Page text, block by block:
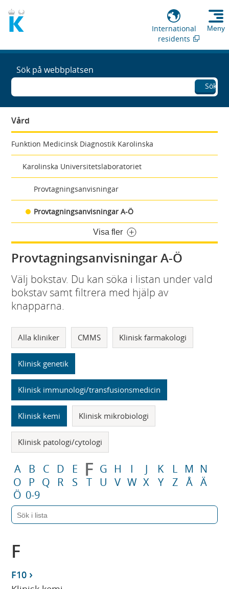
International
residents
Meny
Sök på webbplatsen
Sök
Vård
Funktion Medicinsk Diagnostik Karolinska
Karolinska Universitetslaboratoriet
Provtagningsanvisningar
Provtagningsanvisningar A-Ö
Visa fler
Provtagningsanvisningar A-Ö
Välj bokstav. Du kan söka i listan under vald
bokstav samt filtrera med hjälp av
knapparna.
Alla kliniker CMMS Klinisk farmakologi
Klinisk genetik
Klinisk immunologi/transfusionsmedicin
Klinisk kemi Klinisk mikrobiologi
Klinisk patologi/cytologi
A B C D E F G H I J K L M N
O
P Q R S T U V W X Y Z Å Ä
Ö 0-9
F
F10